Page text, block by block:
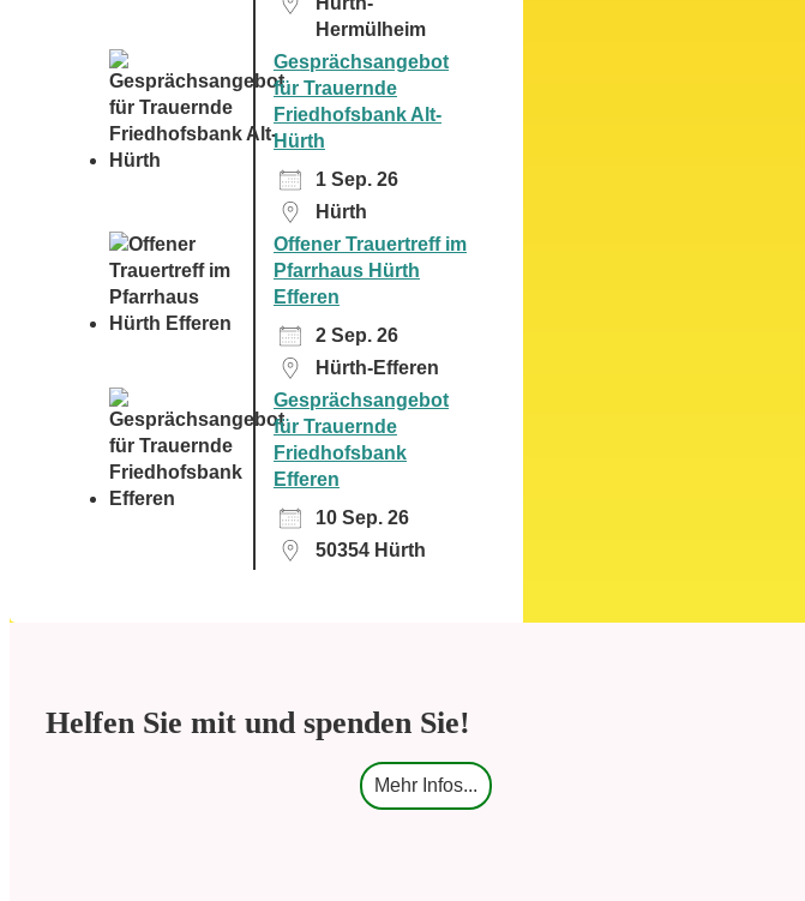
Hermülheim
Gesprächsangebot
für Trauernde
Friedhofsbank Alt-
Hürth
1 Sep. 26
Hürth
Offener Trauertreff im
Pfarrhaus Hürth
Efferen
2 Sep. 26
Hürth-Efferen
Gesprächsangebot
für Trauernde
Friedhofsbank
Efferen
10 Sep. 26
50354 Hürth
Helfen Sie mit und spenden Sie!
Mehr Infos...